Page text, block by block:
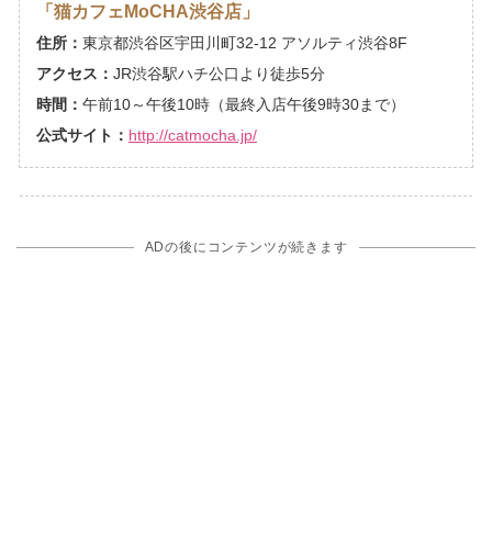
「猫カフェMoCHA渋谷店」
住所： 東京都渋谷区宇田川町32-12 アソルティ渋谷8F
アクセス： JR渋谷駅ハチ公口より徒歩5分
時間： 午前10～午後10時（最終入店午後9時30まで）
公式サイト： http://catmocha.jp/
ADの後にコンテンツが続きます